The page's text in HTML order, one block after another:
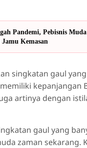
Pandemi, Pebisnis
Kemasan
singkatan gaul
kepanjangan
artinya dengan
gaul yang
zaman sekarang.